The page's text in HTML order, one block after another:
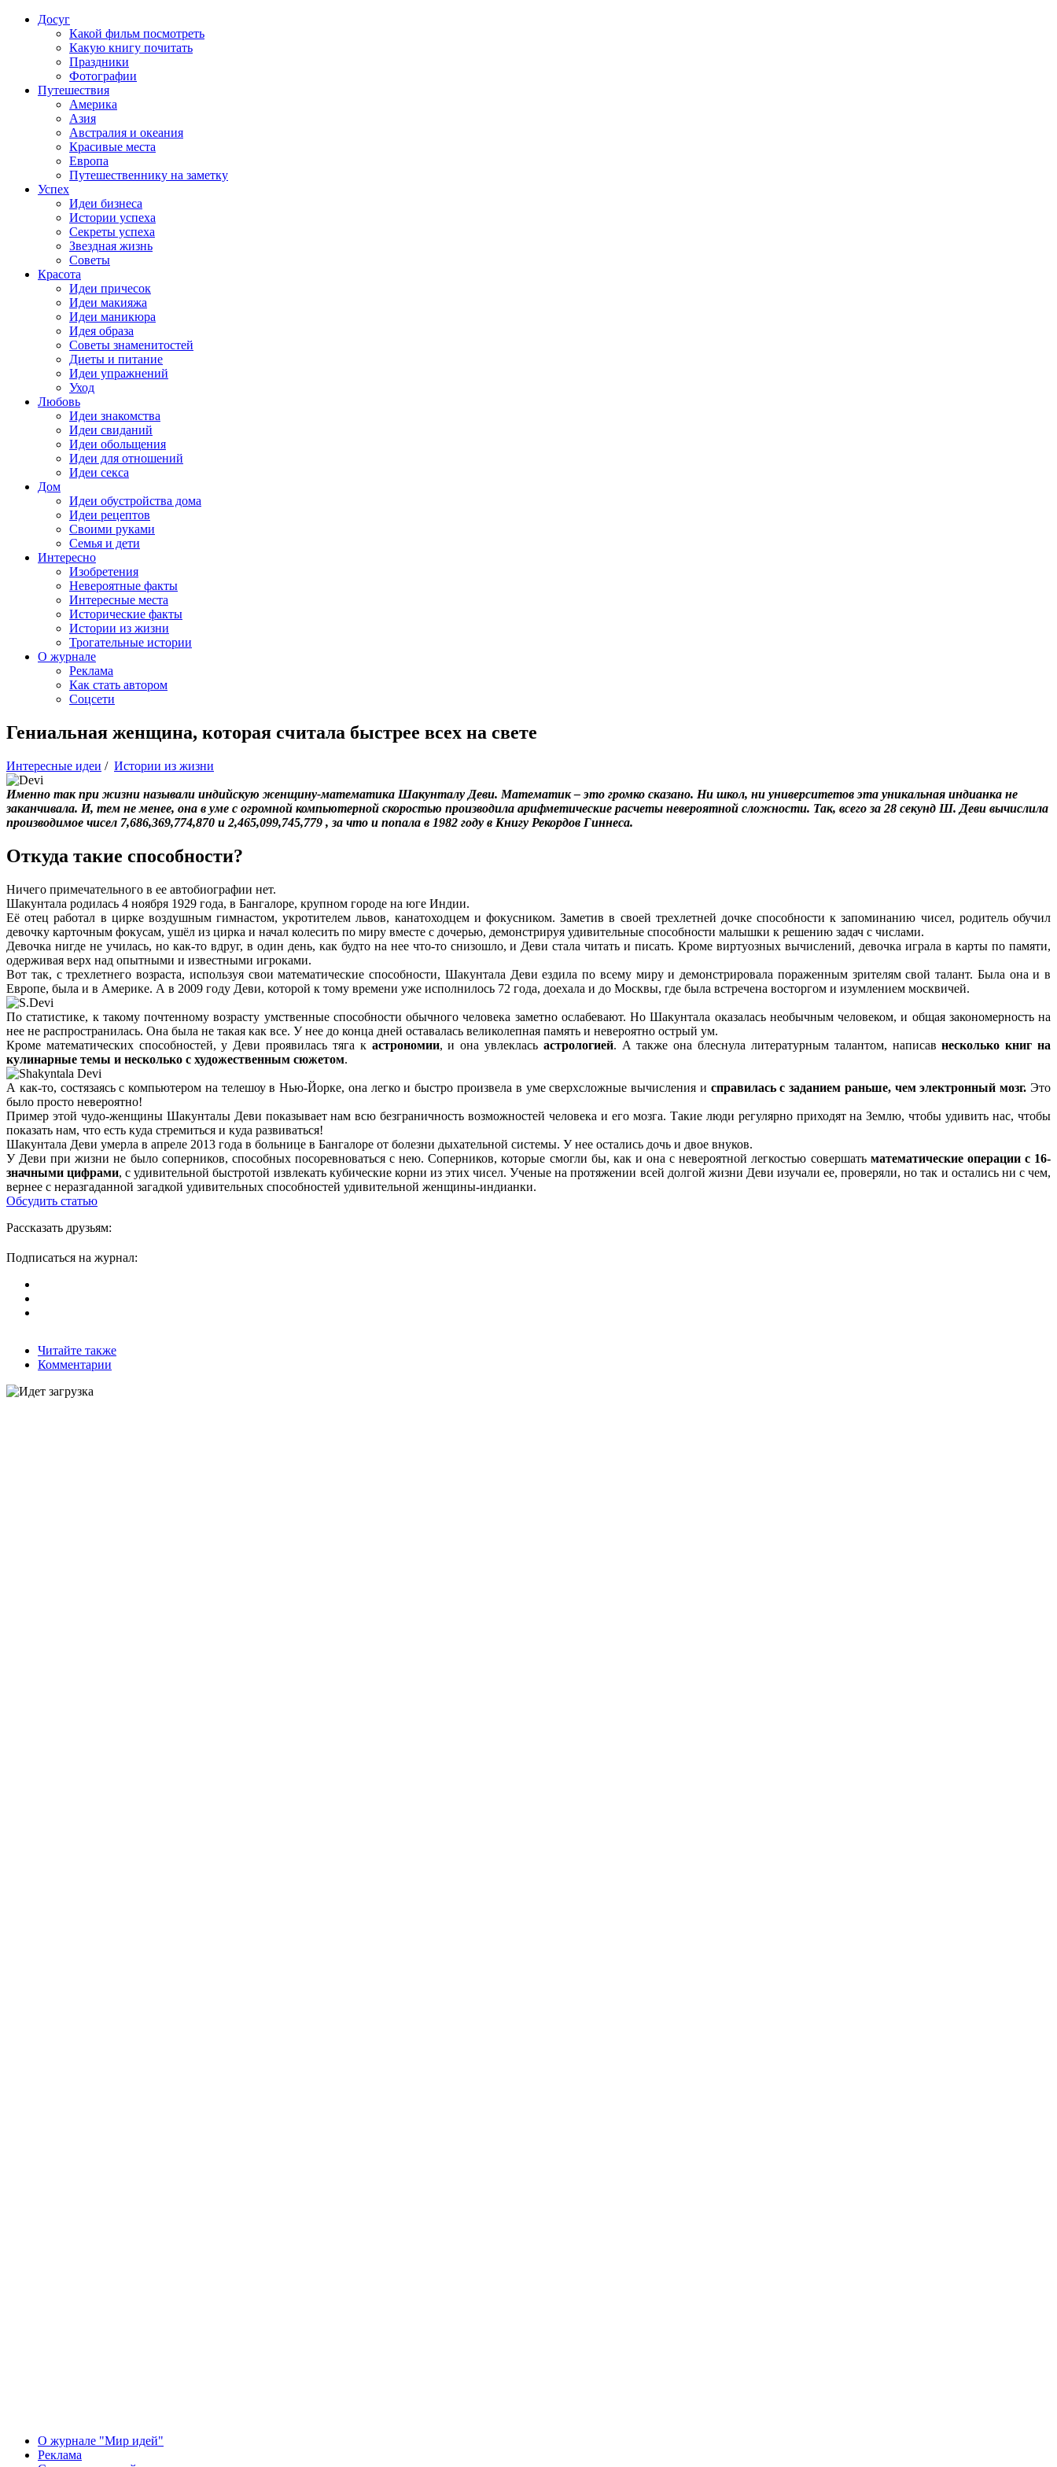
Досуг
Какой фильм посмотреть
Какую книгу почитать
Праздники
Фотографии
Путешествия
Америка
Азия
Австралия и океания
Красивые места
Европа
Путешественнику на заметку
Успех
Идеи бизнеса
Истории успеха
Секреты успеха
Звездная жизнь
Советы
Красота
Идеи причесок
Идеи макияжа
Идеи маникюра
Идея образа
Советы знаменитостей
Диеты и питание
Идеи упражнений
Уход
Любовь
Идеи знакомства
Идеи свиданий
Идеи обольщения
Идеи для отношений
Идеи секса
Дом
Идеи обустройства дома
Идеи рецептов
Своими руками
Семья и дети
Интересно
Изобретения
Невероятные факты
Интересные места
Исторические факты
Истории из жизни
Трогательные истории
О журнале
Реклама
Как стать автором
Соцсети
Гениальная женщина, которая считала быстрее всех на свете
Интересные идеи / Истории из жизни
Именно так при жизни называли индийскую женщину-математика Шакунталу Деви. Математик – это громко сказано. Ни школ, ни университетов эта уникальная индианка не
заканчивала. И, тем не менее, она в уме с огромной компьютерной скоростью производила арифметические расчеты невероятной сложности. Так, всего за 28 секунд Ш. Деви вычислила
производимое чисел 7,686,369,774,870 и 2,465,099,745,779 , за что и попала в 1982 году в Книгу Рекордов Гиннеса.
Откуда такие способности?
Ничего примечательного в ее автобиографии нет.
Шакунтала родилась 4 ноября 1929 года, в Бангалоре, крупном городе на юге Индии.
Её отец работал в цирке воздушным гимнастом, укротителем львов, канатоходцем и фокусником. Заметив в своей трехлетней дочке способности к запоминанию чисел, родитель обучил
девочку карточным фокусам, ушёл из цирка и начал колесить по миру вместе с дочерью, демонстрируя удивительные способности малышки к решению задач с числами.
Девочка нигде не училась, но как-то вдруг, в один день, как будто на нее что-то снизошло, и Деви стала читать и писать. Кроме виртуозных вычислений, девочка играла в карты по памяти,
одерживая верх над опытными и известными игроками.
Вот так, с трехлетнего возраста, используя свои математические способности, Шакунтала Деви ездила по всему миру и демонстрировала пораженным зрителям свой талант. Была она и в
Европе, была и в Америке. А в 2009 году Деви, которой к тому времени уже исполнилось 72 года, доехала и до Москвы, где была встречена восторгом и изумлением москвичей.
По статистике, к такому почтенному возрасту умственные способности обычного человека заметно ослабевают. Но Шакунтала оказалась необычным человеком, и общая закономерность на
нее не распространилась. Она была не такая как все. У нее до конца дней оставалась великолепная память и невероятно острый ум.
Кроме математических способностей, у Деви проявилась тяга к астрономии, и она увлеклась астрологией. А также она блеснула литературным талантом, написавнесколько книг на
кулинарные темы и несколько с художественным сюжетом.
А как-то, состязаясь с компьютером на телешоу в Нью-Йорке, она легко и быстро произвела в уме сверхсложные вычисления и справилась с заданием раньше, чем электронный мозг. Это
было просто невероятно!
Пример этой чудо-женщины Шакунталы Деви показывает нам всю безграничность возможностей человека и его мозга. Такие люди регулярно приходят на Землю, чтобы удивить нас, чтобы
показать нам, что есть куда стремиться и куда развиваться!
Шакунтала Деви умерла в апреле 2013 года в больнице в Бангалоре от болезни дыхательной системы. У нее остались дочь и двое внуков.
У Деви при жизни не было соперников, способных посоревноваться с нею. Соперников, которые смогли бы, как и она с невероятной легкостью совершать математические операции с 16-
значными цифрами, с удивительной быстротой извлекать кубические корни из этих чисел. Ученые на протяжении всей долгой жизни Деви изучали ее, проверяли, но так и остались ни с чем,
вернее с неразгаданной загадкой удивительных способностей удивительной женщины-индианки.
Обсудить статью
Рассказать друзьям:
Подписаться на журнал:
Читайте также
Комментарии
О журнале "Мир идей"
Реклама